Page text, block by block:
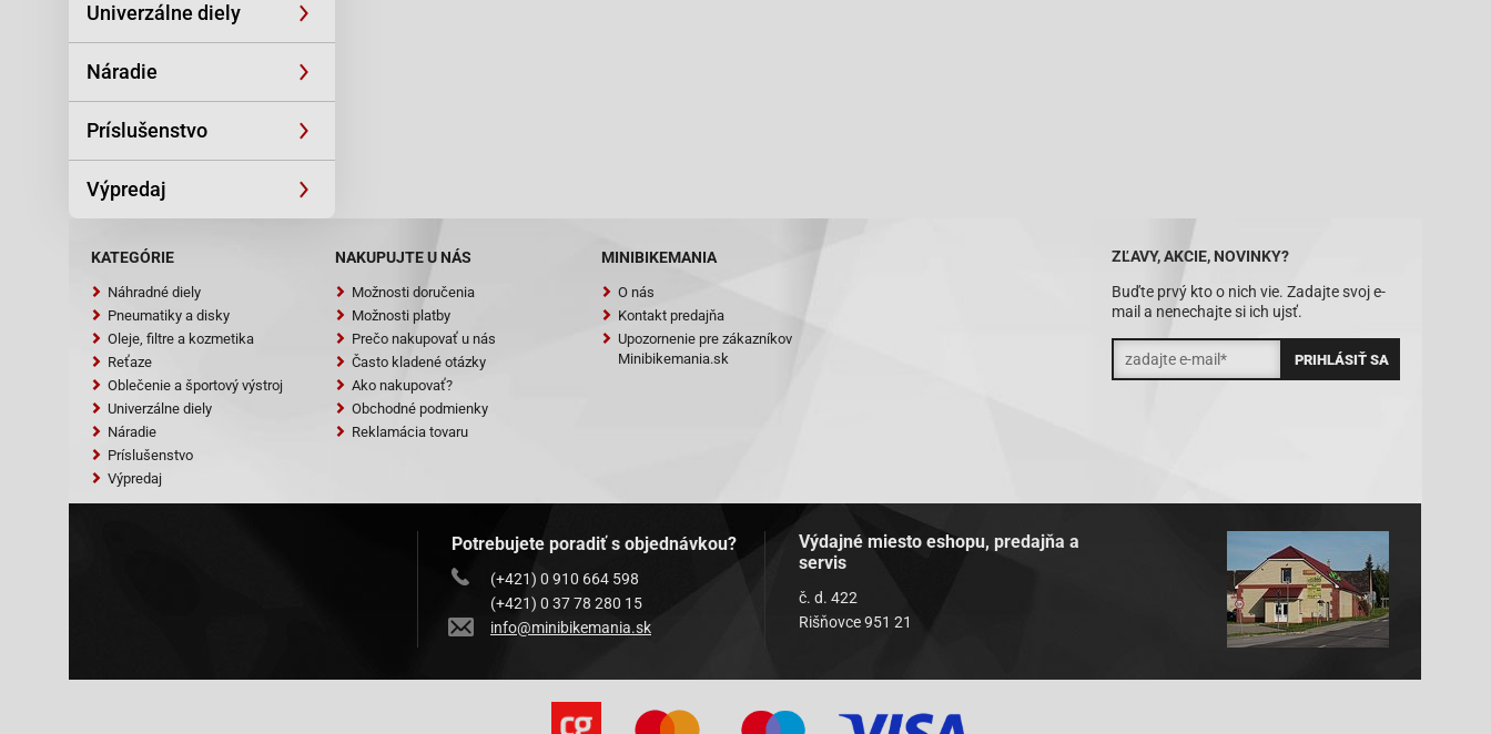
Univerzálne diely
Náradie
Príslušenstvo
Výpredaj
ZĽAVY, AKCIE, NOVINKY?
Buďte prvý kto o nich vie. Zadajte svoj e-
mail a nenechajte si ich ujsť.
KATEGÓRIE
Náhradné diely
Pneumatiky a disky
Oleje, filtre a kozmetika
Reťaze
Oblečenie a športový výstroj
Univerzálne diely
Náradie
Príslušenstvo
Výpredaj
NAKUPUJTE U NÁS
Možnosti doručenia
Možnosti platby
Prečo nakupovať u nás
Často kladené otázky
Ako nakupovať?
Obchodné podmienky
Reklamácia tovaru
MINIBIKEMANIA
O nás
Kontakt predajňa
Upozornenie pre zákazníkov
Minibikemania.sk
Potrebujete poradiť s objednávkou?
(+421) 0 910 664 598
(+421) 0 37 78 280 15
info@minibikemania.sk
Výdajné miesto eshopu, predajňa a
servis
č. d. 422
Rišňovce 951 21